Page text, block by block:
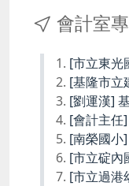
會計室
[市立東光
[基隆市立
[劉運漢]
[會計主任
[南榮國小
[市立碇內
[市立過港